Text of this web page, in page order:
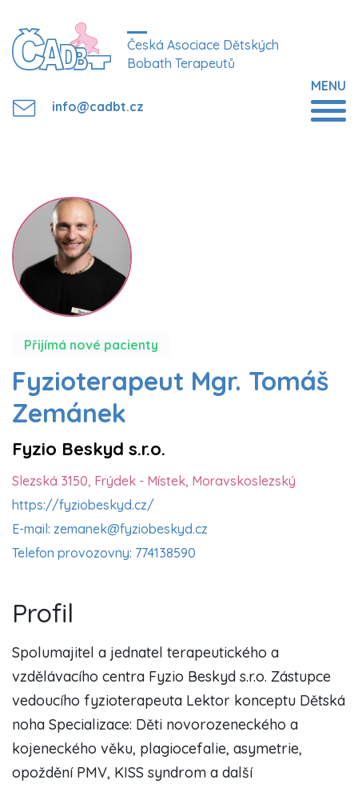
Česká Asociace Dětských
Bobath Terapeutů
info@cadbt.cz
MENU
Přijímá nové pacienty
Fyzioterapeut Mgr. Tomáš
Zemánek
Fyzio Beskyd s.r.o.
Slezská 3150, Frýdek - Místek, Moravskoslezský
https://fyziobeskyd.cz/
E-mail: zemanek@fyziobeskyd.cz
Telefon provozovny: 774138590
Profil
Spolumajitel a jednatel terapeutického a
vzdělávacího centra Fyzio Beskyd s.r.o. Zástupce
vedoucího fyzioterapeuta Lektor konceptu Dětská
noha Specializace: Děti novorozeneckého a
kojeneckého věku, plagiocefalie, asymetrie,
opoždění PMV, KISS syndrom a další